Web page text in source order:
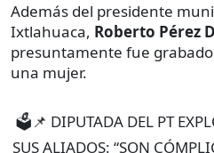
Además del presidente
Ixtlahuaca, Roberto Pérez
presuntamente fue
una mujer.
🗳📌 DIPUTADA DEL PT
SUS ALIADOS: “SON